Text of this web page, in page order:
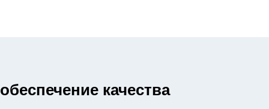
обеспечение качества